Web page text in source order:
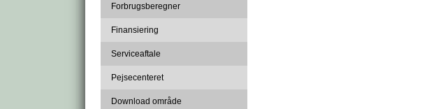
Forbrugsberegner
Finansiering
Serviceaftale
Pejsecenteret
Download område